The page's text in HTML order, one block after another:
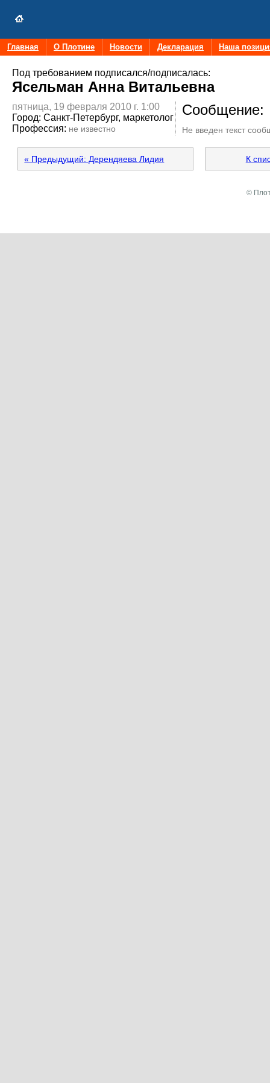
Главная О Плотине Новости Декларация Наша
Под требованием подписался/подписалась:
Ясельман Анна Витальевна
Сообщение:
Не введен текст
пятница, 19 февраля 2010 г. 1:00
Город: Санкт-Петербург, маркетолог
Профессия: не известно
« Предыдущий: Дерендяева Лидия К
©